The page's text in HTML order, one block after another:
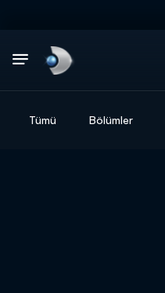
Tümü Bölümler